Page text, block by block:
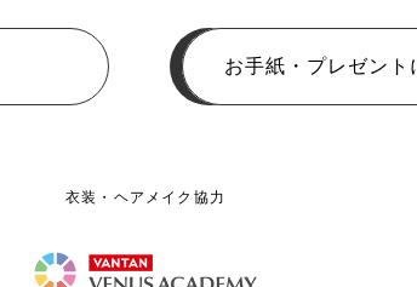
お手紙・プレゼント
衣装・ヘアメイク協力